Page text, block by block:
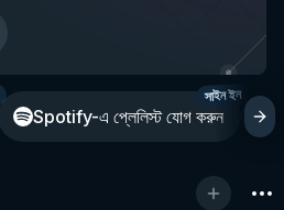
Spotify-এ প্লেলিস্ট যোগ করুন
সাইন ইন